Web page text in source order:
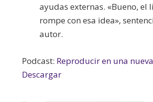
ayudas externas. «Bueno, el
rompe con esa idea»,
autor.
Podcast: Reproducir en una
Descargar